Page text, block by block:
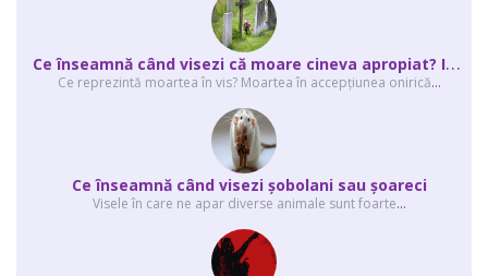
C
e înseamnă când visezi că moare cineva apropiat? Interpretarea visului în ...
Ce reprezintă moartea în vis? Moartea în accepţiunea onirică...
Ce înseamnă când visezi şobolani sau şoareci
Visele în care ne apar diverse animale sunt foarte...